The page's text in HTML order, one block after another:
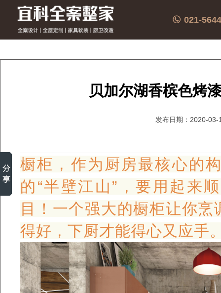
021-
贝加尔湖香槟色烤
发布日期：2020-03-
橱柜，作为厨房最核心的
的“半壁江山”，要用起来
目！一个强大的橱柜让你
得好，下厨才能得心又应手